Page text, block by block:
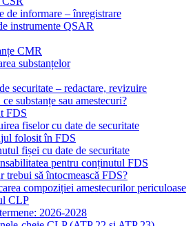
de informare – înregistrare
instrumente QSAR
CMR
substanțelor
securitate – redactare, revizuire
ce substanțe sau amestecuri?
FDS
fiselor cu date de securitate
folosit în FDS
fișei cu date de securitate
pentru conținutul FDS
trebui să întocmească FDS?
compoziției amestecurilor periculoase
CLP
2026-2028